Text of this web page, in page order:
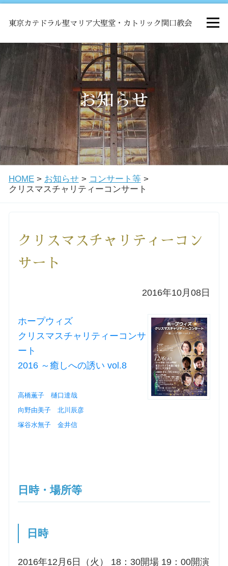
東京カテドラル聖マリア大聖堂・カトリック関口教会
HOME
ミサ
お知らせ
関口教会について
教会学校・中高生会
洗礼を希望される方
森田神父の講座
シスター中島の講座
教区カテキスタの講座
三田助祭の講座
ご利用にあたって
お知らせ
HOME> お知らせ> コンサート等>
クリスマスチャリティーコンサート
クリスマスチャリティーコン
サート
2016年10月08日
ホープウィズ
クリスマスチャリティーコンサ
ート
2016 ～癒しへの誘い vol.8
高橋薫子 樋口達哉
向野由美子 北川辰彦
塚谷水無子 金井信
日時・場所等
日時
2016年12月6日（火） 18：30開場 19：00開演